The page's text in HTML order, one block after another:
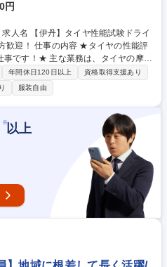
円
イヤの性能評
事です！★ 主な業務は、タイヤの摩耗
験のための計画・実施・報告の一連
速度で走行し、1日あたり約400km
北海道佐呂間などの他拠点へ約1か月
イヤ溝深さの測定、データ入力・解
点検・簡易整備、車両アライメント
、リム着脱、タイヤ交換、各種計測
年間休日120日以上
資格取得支援あり
服装自由
※以上